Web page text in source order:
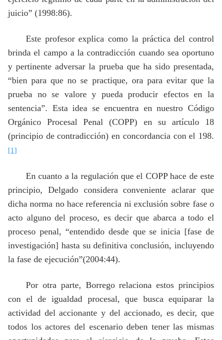
juicio” (1998:86).
Este profesor explica como la práctica del control
brinda el campo a la contradicción cuando sea oportuno
y pertinente adversar la prueba que ha sido presentada,
“bien para que no se practique, ora para evitar que la
prueba no se valore y pueda producir efectos en la
sentencia”. Esta idea se encuentra en nuestro Código
Orgánico Procesal Penal (COPP) en su artículo 18
(principio de contradicción) en concordancia con el 198.
[1]
En cuanto a la regulación que el COPP hace de este
principio, Delgado considera conveniente aclarar que
dicha norma no hace referencia ni exclusión sobre fase o
acto alguno del proceso, es decir que abarca a todo el
proceso penal, “entendido desde que se inicia [fase de
investigación] hasta su definitiva conclusión, incluyendo
la fase de ejecución”(2004:44).
Por otra parte, Borrego relaciona estos principios
con el de igualdad procesal, que busca equiparar la
actividad del accionante y del accionado, es decir, que
todos los actores del escenario deben tener las mismas